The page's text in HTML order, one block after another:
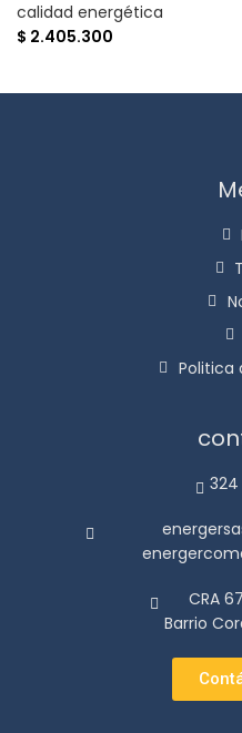
calidad energética
$ 2.405.300
Politica
324
CRA
Barrio